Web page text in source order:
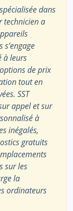
dans
technicien a
à leurs
de prix
tout en
SST
appel et sur
à
inégalés,
gratuits
sur les
la
ordinateurs